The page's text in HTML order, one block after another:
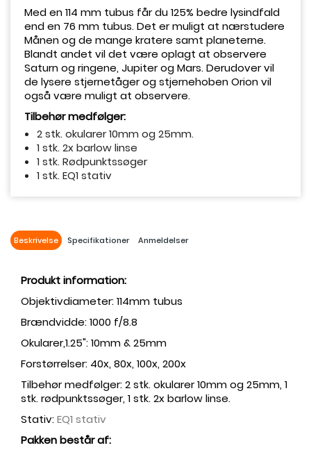
Med en 114 mm tubus får du 125% bedre lysindfald
end en 76 mm tubus. Det er muligt at nærstudere
Månen og de mange kratere samt planeterne.
Blandt andet vil det være oplagt at observere
Saturn og ringene, Jupiter og Mars. Derudover vil
de lysere stjernetåger og stjernehoben Orion vil
også være muligt at observere.
Tilbehør medfølger:
2 stk. okularer 10mm og 25mm.
1 stk. 2x barlow linse
1 stk. Rødpunktssøger
1 stk. EQ1 stativ
Beskrivelse Specifikationer Anmeldelser
Produkt information:
Objektivdiameter: 114mm tubus
Brændvidde: 1000 f/8.8
Okularer,1.25": 10mm & 25mm
Forstørrelser: 40x, 80x, 100x, 200x
Tilbehør medfølger: 2 stk. okularer 10mm og 25mm, 1
stk. rødpunktssøger, 1 stk. 2x barlow linse.
Stativ:EQ1 stativ
Pakken består af: